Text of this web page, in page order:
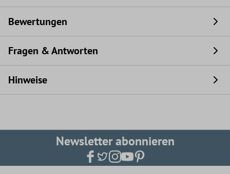
Bewertungen
Fragen & Antworten
Hinweise
Newsletter abonnieren